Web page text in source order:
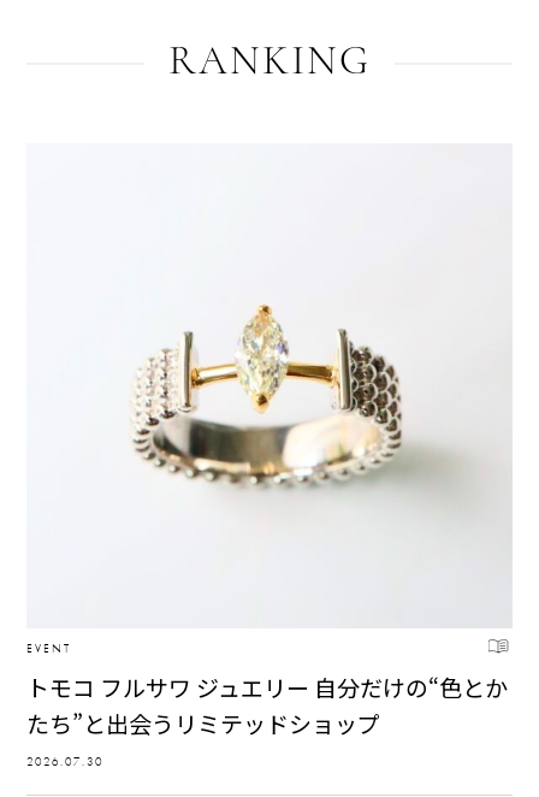
RANKING
EVENT
トモコ フルサワ ジュエリー 自分だけの“色とか
たち”と出会うリミテッドショップ
2026.07.30